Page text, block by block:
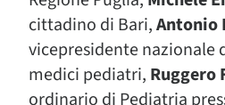
cittadino di Bari,Antonio
vicepresidente nazionale
medici pediatri, Ruggero
ordinario di Pediatria